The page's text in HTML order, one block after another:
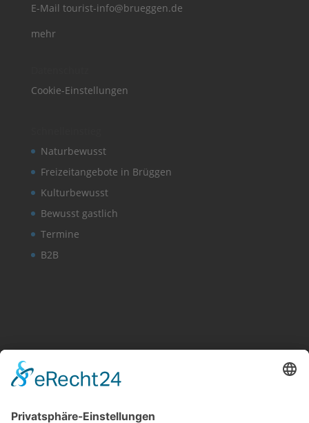
E-Mail tourist-info@brueggen.de
mehr
Cookie-Einstellungen
Naturbewusst
Freizeitangebote in Brüggen
Kulturbewusst
Bewusst gastlich
Termine
B2B